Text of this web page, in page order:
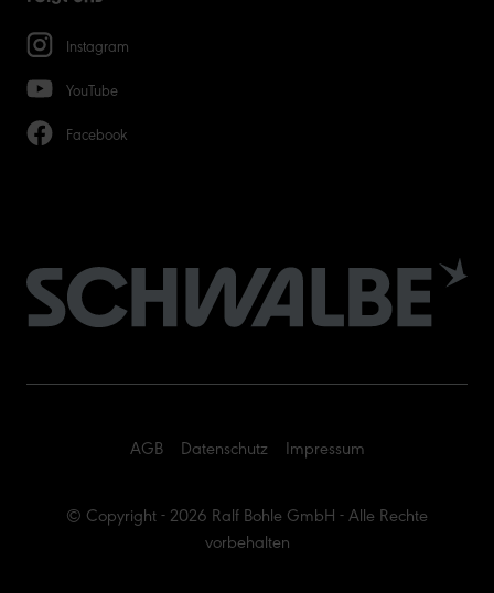
Instagram
YouTube
Facebook
© Copyright - 2026 Ralf Bohle GmbH - Alle Rechte
vorbehalten
AGB Datenschutz Impressum